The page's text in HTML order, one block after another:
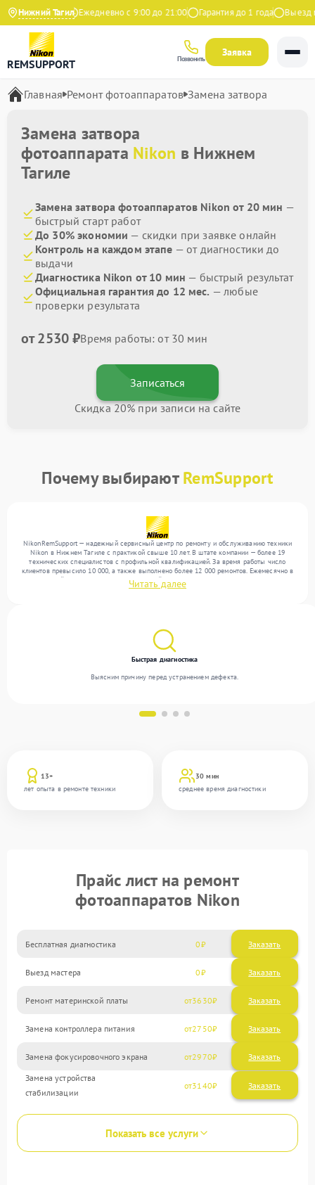
Нижний Тагил
4.9 на Яндекс Ежедневно с 9:00 до 21:00 Гарантия до 1 года Выезд
REMSUPPORT Позвонить
Заявка
Главная Ремонт фотоаппаратов Замена затвора
Замена затвора
фотоаппарата Nikon в Нижнем
Тагиле
Замена затвора фотоаппаратов Nikon от 20 мин —
быстрый старт работ
До 30% экономии — скидки при заявке онлайн
Контроль на каждом этапе — от диагностики до
выдачи
Диагностика Nikon от 10 мин — быстрый результат
Официальная гарантия до 12 мес. — любые
проверки результата
от 2530 ₽Время работы: от 30 мин
Записаться
Скидка 20% при записи на сайте
Почему выбираютRemSupport
NikonRemSupport — надежный сервисный центр по ремонту и обслуживанию техники
Nikon в Нижнем Тагиле с практикой свыше 10 лет. В штате компании — более 19
технических специалистов с профильной квалификацией. За время работы число
клиентов превысило 10 000, а также выполнено более 12 000 ремонтов. Ежемесячно в
сервисный центр поступает от 300 устройств, включая , , . Мы выполняем ремонт
различного уровня сложности и предлагаем стабильный уровень сервиса благодаря
Читать далее
13+
лет опыта в ремонте техники
30 мин
среднее время диагностики
Быстрая диагностика
Выясним причину перед устранением дефекта.
Прайс лист на ремонт
фотоаппаратов Nikon
Бесплатная диагностика 0 Заказать
Выезд мастера 0 Заказать
Ремонт материнской платы 3630
Замена контроллера питания 2750
Замена фокусировочного экрана 2970
Замена устройства
стабилизации
3140
Показать все услуги